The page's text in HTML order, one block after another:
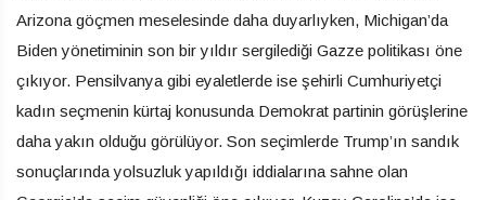
Arizona göçmen meselesinde daha duyarlıyken, Michigan’da
Biden yönetiminin son bir yıldır sergilediği Gazze politikası öne
çıkıyor. Pensilvanya gibi eyaletlerde ise şehirli Cumhuriyetçi
kadın seçmenin kürtaj konusunda Demokrat partinin görüşlerine
daha yakın olduğu görülüyor. Son seçimlerde Trump’ın sandık
sonuçlarında yolsuzluk yapıldığı iddialarına sahne olan